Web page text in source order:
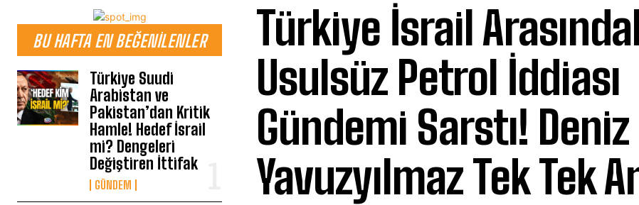
BU HAFTA EN BEĞENILENLER
Türkiye Suudi
Arabistan ve
Pakistan’dan Kritik
Hamle! Hedef İsrail
mi? Dengeleri
Değiştiren İttifak
GÜNDEM
Türkiye İsrail
Usulsüz Petrol İddiası
Gündemi Sarstı! Deniz
Yavuzyılmaz Tek Tek